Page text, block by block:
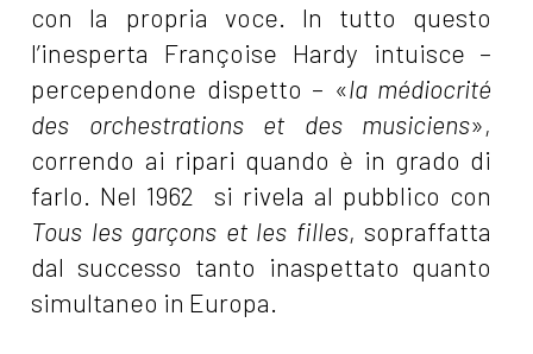
con la propria voce. In tutto questo
l’inesperta Françoise Hardy intuisce –
percependone dispetto – «la médiocrité
des orchestrations et des musiciens»,
correndo ai ripari quando è in grado di
farlo. Nel 1962 si rivela al pubblico con
Tous les garçons et les filles, sopraffatta
dal successo tanto inaspettato quanto
simultaneo in Europa.